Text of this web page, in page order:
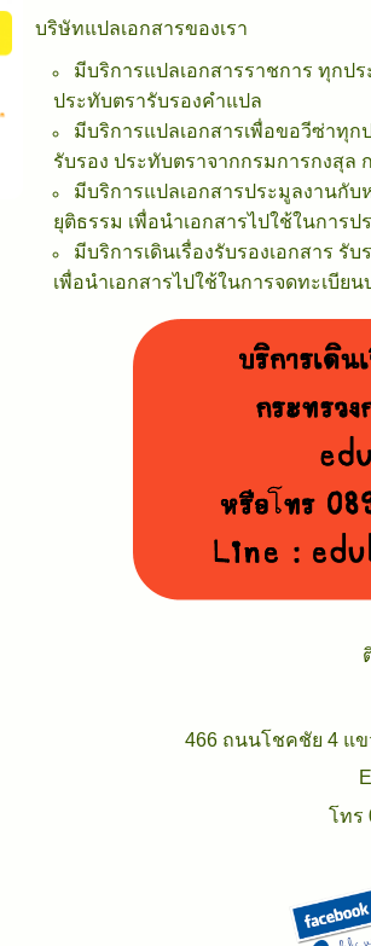
บริษัทแปลเอกสารของเรา
มีบริการแปลเอกสารราชการ ทุกป
ประทับตรารับรองคำแปล
มีบริการแปลเอกสารเพื่อขอวีซ่าทุก
รับรอง ประทับตราจากกรมการกงสุล
มีบริการแปลเอกสารประมูลงานกั
ยุติธรรม เพื่อนำเอกสารไปใช้ในการ
มีบริการเดินเรื่องรับรองเอกสาร
เพื่อนำเอกสารไปใช้ในการจดทะเบีย
466 ถนนโชคชัย 4 แข
โทร